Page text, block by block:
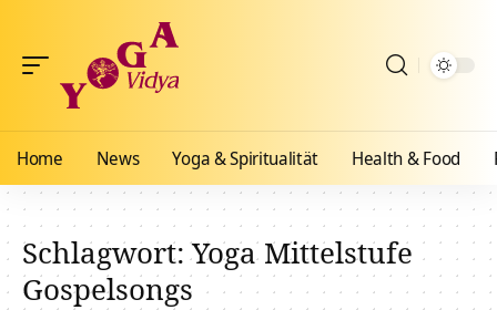
Home News Yoga & Spiritualität Health & Food
Schlagwort:Yoga Mittelstufe
Gospelsongs